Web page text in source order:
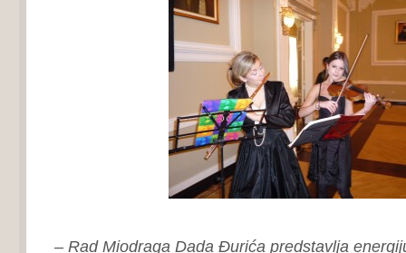
– Rad Miodraga Dada Đurića predstavlja